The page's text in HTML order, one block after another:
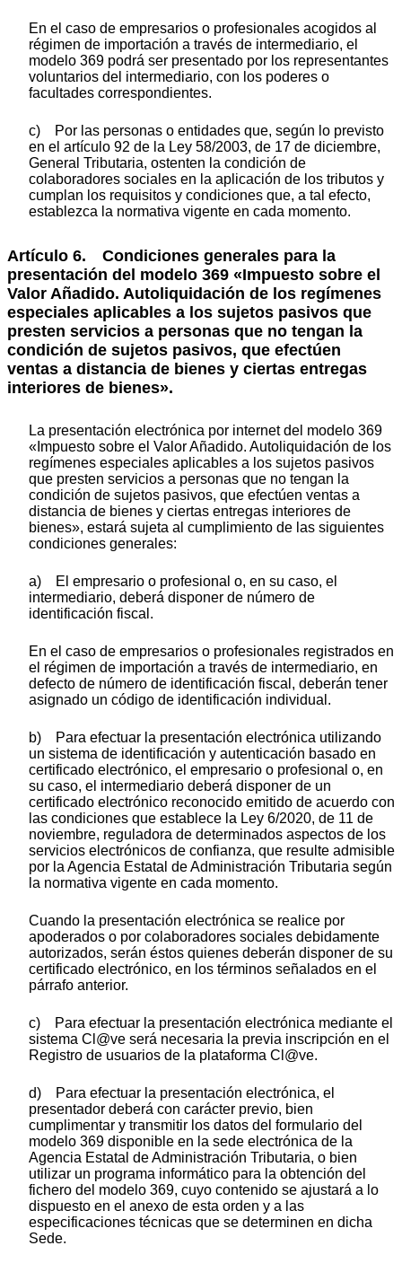
En el caso de empresarios o profesionales acogidos al
régimen de importación a través de intermediario, el
modelo 369 podrá ser presentado por los representantes
voluntarios del intermediario, con los poderes o
facultades correspondientes.
c) Por las personas o entidades que, según lo previsto
en el artículo 92 de la Ley 58/2003, de 17 de diciembre,
General Tributaria, ostenten la condición de
colaboradores sociales en la aplicación de los tributos y
cumplan los requisitos y condiciones que, a tal efecto,
establezca la normativa vigente en cada momento.
Artículo 6. Condiciones generales para la
presentación del modelo 369 «Impuesto sobre el
Valor Añadido. Autoliquidación de los regímenes
especiales aplicables a los sujetos pasivos que
presten servicios a personas que no tengan la
condición de sujetos pasivos, que efectúen
ventas a distancia de bienes y ciertas entregas
interiores de bienes».
La presentación electrónica por internet del modelo 369
«Impuesto sobre el Valor Añadido. Autoliquidación de los
regímenes especiales aplicables a los sujetos pasivos
que presten servicios a personas que no tengan la
condición de sujetos pasivos, que efectúen ventas a
distancia de bienes y ciertas entregas interiores de
bienes», estará sujeta al cumplimiento de las siguientes
condiciones generales:
a) El empresario o profesional o, en su caso, el
intermediario, deberá disponer de número de
identificación fiscal.
En el caso de empresarios o profesionales registrados en
el régimen de importación a través de intermediario, en
defecto de número de identificación fiscal, deberán tener
asignado un código de identificación individual.
b) Para efectuar la presentación electrónica utilizando
un sistema de identificación y autenticación basado en
certificado electrónico, el empresario o profesional o, en
su caso, el intermediario deberá disponer de un
certificado electrónico reconocido emitido de acuerdo con
las condiciones que establece la Ley 6/2020, de 11 de
noviembre, reguladora de determinados aspectos de los
servicios electrónicos de confianza, que resulte admisible
por la Agencia Estatal de Administración Tributaria según
la normativa vigente en cada momento.
Cuando la presentación electrónica se realice por
apoderados o por colaboradores sociales debidamente
autorizados, serán éstos quienes deberán disponer de su
certificado electrónico, en los términos señalados en el
párrafo anterior.
c) Para efectuar la presentación electrónica mediante el
sistema Cl@ve será necesaria la previa inscripción en el
Registro de usuarios de la plataforma Cl@ve.
d) Para efectuar la presentación electrónica, el
presentador deberá con carácter previo, bien
cumplimentar y transmitir los datos del formulario del
modelo 369 disponible en la sede electrónica de la
Agencia Estatal de Administración Tributaria, o bien
utilizar un programa informático para la obtención del
fichero del modelo 369, cuyo contenido se ajustará a lo
dispuesto en el anexo de esta orden y a las
especificaciones técnicas que se determinen en dicha
Sede.